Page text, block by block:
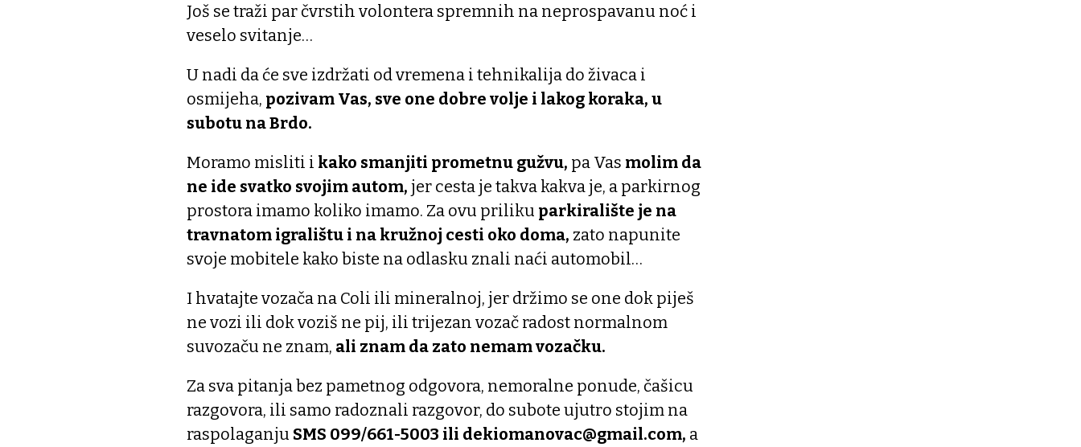
Još se traži par čvrstih volontera spremnih na neprospavanu noć i
veselo svitanje…
U nadi da će sve izdržati od vremena i tehnikalija do živaca i
osmijeha, pozivam Vas, sve one dobre volje i lakog koraka, u
subotu na Brdo.
Moramo misliti i kako smanjiti prometnu gužvu, pa Vas molim da
ne ide svatko svojim autom, jer cesta je takva kakva je, a parkirnog
prostora imamo koliko imamo. Za ovu priliku parkiralište je na
travnatom igralištu i na kružnoj cesti oko doma, zato napunite
svoje mobitele kako biste na odlasku znali naći automobil…
I hvatajte vozača na Coli ili mineralnoj, jer držimo se one dok piješ
ne vozi ili dok voziš ne pij, ili trijezan vozač radost normalnom
suvozaču ne znam, ali znam da zato nemam vozačku.
Za sva pitanja bez pametnog odgovora, nemoralne ponude, čašicu
razgovora, ili samo radoznali razgovor, do subote ujutro stojim na
raspolaganju SMS 099/661-5003 ili dekiomanovac@gmail.com, a